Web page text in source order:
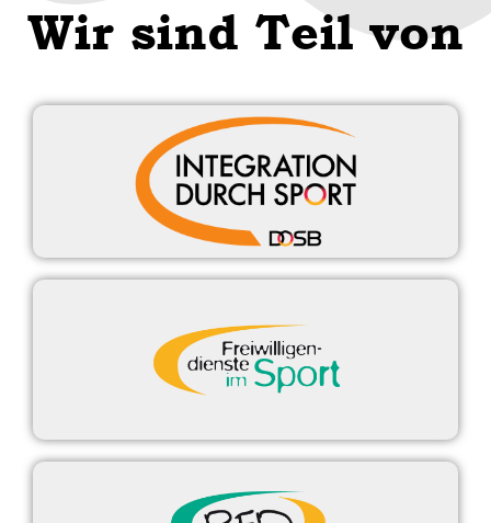
Wir sind Teil von